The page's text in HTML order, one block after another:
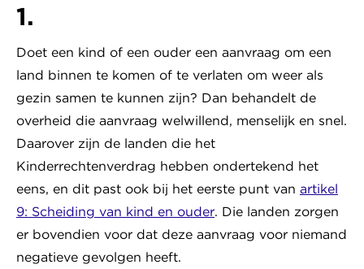
1.
Doet een kind of een ouder een aanvraag om een
land binnen te komen of te verlaten om weer als
gezin samen te kunnen zijn? Dan behandelt de
overheid die aanvraag welwillend, menselijk en snel.
Daarover zijn de landen die het
Kinderrechtenverdrag hebben ondertekend het
eens, en dit past ook bij het eerste punt van artikel
9: Scheiding van kind en ouder. Die landen zorgen
er bovendien voor dat deze aanvraag voor niemand
negatieve gevolgen heeft.